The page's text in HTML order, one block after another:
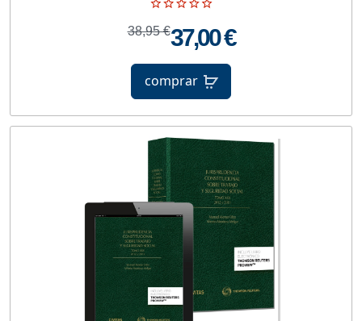
38,95 €37,00 €
comprar